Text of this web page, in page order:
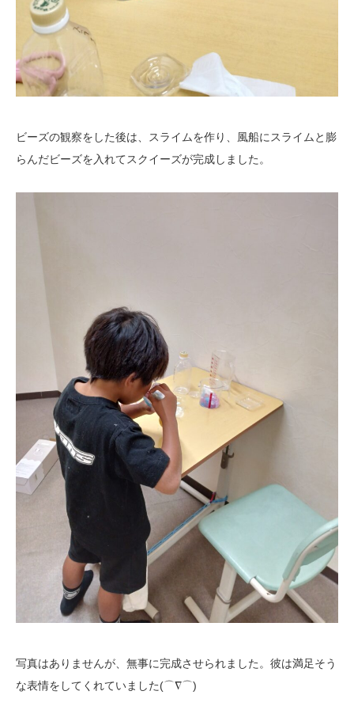
ビーズの観察をした後は、スライムを作り、風船にスライムと膨
らんだビーズを入れてスクイーズが完成しました。
写真はありませんが、無事に完成させられました。彼は満足そう
な表情をしてくれていました(⌒∇⌒)